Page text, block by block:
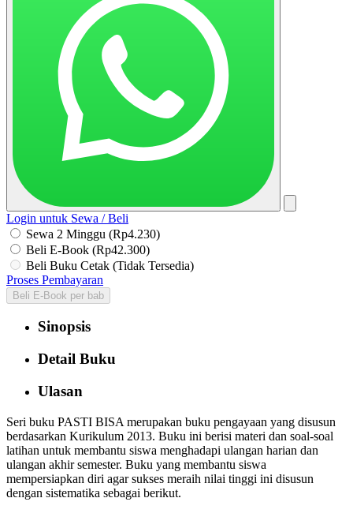
Login untuk Sewa / Beli
Sewa 2 Minggu (Rp4.230)
Beli E-Book (Rp42.300)
Beli Buku Cetak (Tidak Tersedia)
Proses Pembayaran
Beli E-Book per bab
Sinopsis
Detail Buku
Ulasan
Seri buku PASTI BISA merupakan buku pengayaan yang disusun
berdasarkan Kurikulum 2013. Buku ini berisi materi dan soal-soal
latihan untuk membantu siswa menghadapi ulangan harian dan
ulangan akhir semester. Buku yang membantu siswa
mempersiapkan diri agar sukses meraih nilai tinggi ini disusun
dengan sistematika sebagai berikut.